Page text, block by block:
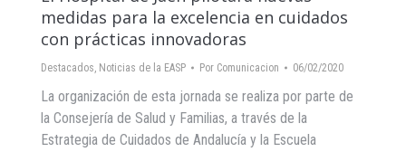
medidas para la excelencia en cuidados
con prácticas innovadoras
Destacados, Noticias de la EASP Por Comunicacion 06/02/2020
La organización de esta jornada se realiza por parte de
la Consejería de Salud y Familias, a través de la
Estrategia de Cuidados de Andalucía y la Escuela